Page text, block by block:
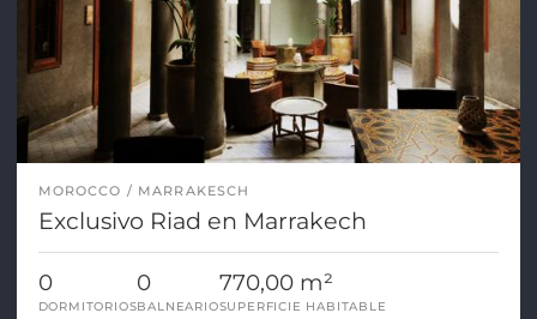
MOROCCO MARRAKESCH
Exclusivo Riad en Marrakech
0
DORMITORIOS
0
BALNEARIO
770,00 m²
SUPERFICIE HABITABLE